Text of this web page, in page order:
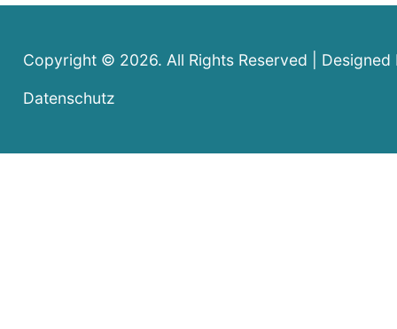
Copyright © 2026. All Rights Reserved |
Datenschutz